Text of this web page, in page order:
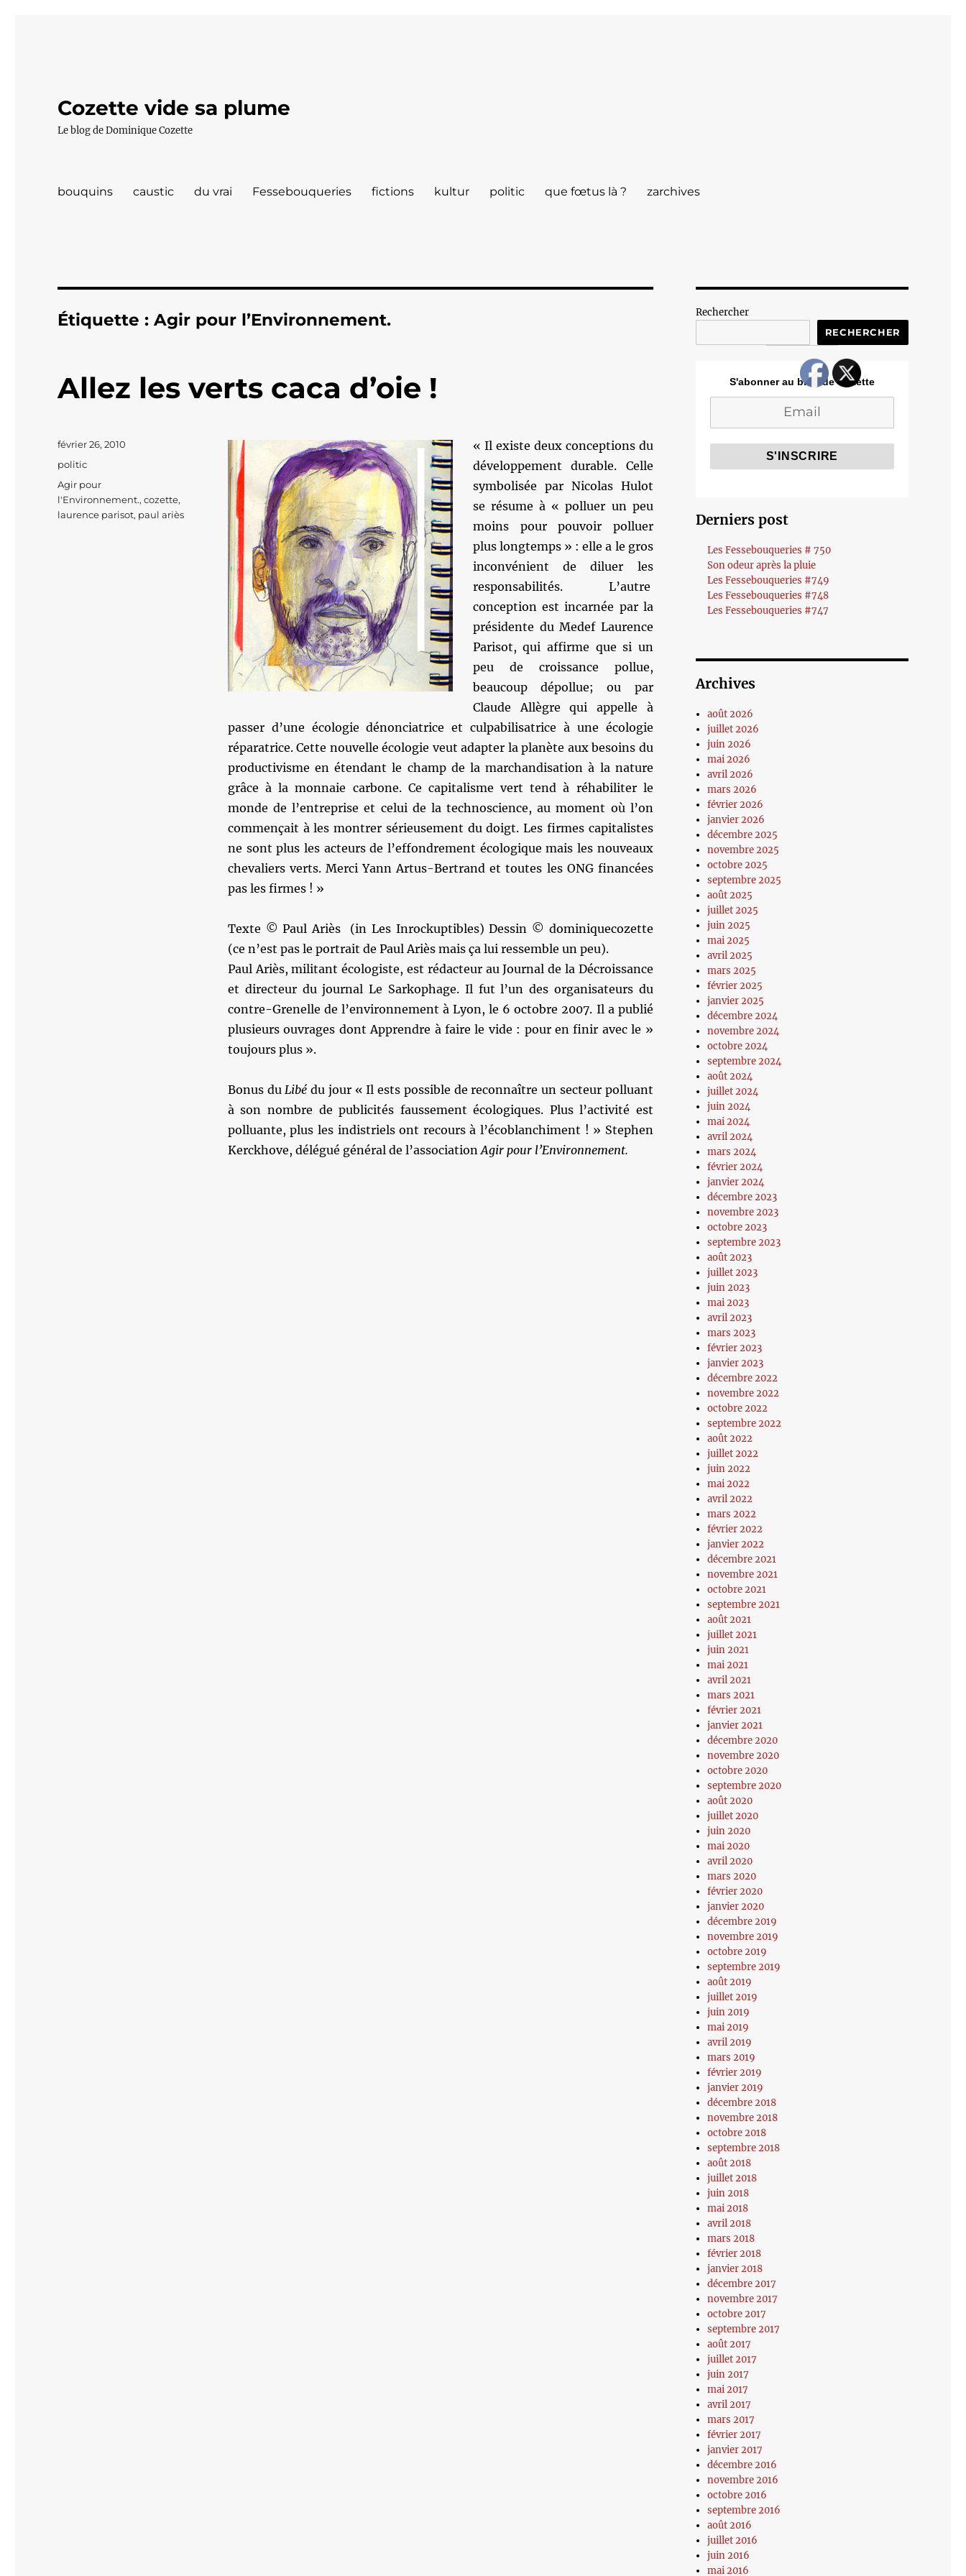
Cozette vide sa plume
Le blog de Dominique Cozette
bouquins caustic du vrai Fessebouqueries fictions kultur politic que fœtus là ? zarchives
Étiquette :Agir pour l’Environnement.
Allez les verts caca d’oie !
« Il existe deux conceptions du
développement durable. Celle
symbolisée par Nicolas Hulot
se résume à « polluer un peu
moins pour pouvoir polluer
plus longtemps » : elle a le gros
inconvénient de diluer les
responsabilités. L’autre
conception est incarnée par la
présidente du Medef Laurence
Parisot, qui affirme que si un
peu de croissance pollue,
beaucoup dépollue; ou par
Claude Allègre qui appelle à
passer d’une écologie dénonciatrice et culpabilisatrice à une écologie
réparatrice. Cette nouvelle écologie veut adapter la planète aux besoins du
productivisme en étendant le champ de la marchandisation à la nature
grâce à la monnaie carbone. Ce capitalisme vert tend à réhabiliter le
monde de l’entreprise et celui de la technoscience, au moment où l’on
commençait à les montrer sérieusement du doigt. Les firmes capitalistes
ne sont plus les acteurs de l’effondrement écologique mais les nouveaux
chevaliers verts. Merci Yann Artus-Bertrand et toutes les ONG financées
pas les firmes ! »
Texte © Paul Ariès (in Les Inrockuptibles) Dessin © dominiquecozette
(ce n’est pas le portrait de Paul Ariès mais ça lui ressemble un peu).
Paul Ariès, militant écologiste, est rédacteur au Journal de la Décroissance
et directeur du journal Le Sarkophage. Il fut l’un des organisateurs du
contre-Grenelle de l’environnement à Lyon, le 6 octobre 2007. Il a publié
plusieurs ouvrages dont Apprendre à faire le vide : pour en finir avec le »
toujours plus ».
Bonus duLibédu jour « Il ests possible de reconnaître un secteur polluant
à son nombre de publicités faussement écologiques. Plus l’activité est
polluante, plus les indistriels ont recours à l’écoblanchiment ! » Stephen
Kerckhove, délégué général de l’associationAgir pour l’Environnement.
Publié
février 26, 2010
Catégories
politic
Étiquettes
Agir pour
l'Environnement.,cozette,
laurence parisot, paul ariès
Rechercher
RECHERCHER
S'abonner au blog de Cozette
Derniers post
Les Fessebouqueries # 750
Son odeur après la pluie
Les Fessebouqueries #749
Les Fessebouqueries #748
Les Fessebouqueries #747
Archives
août 2026
juillet 2026
juin 2026
mai 2026
avril 2026
mars 2026
février 2026
janvier 2026
décembre 2025
novembre 2025
octobre 2025
septembre 2025
août 2025
juillet 2025
juin 2025
mai 2025
avril 2025
mars 2025
février 2025
janvier 2025
décembre 2024
novembre 2024
octobre 2024
septembre 2024
août 2024
juillet 2024
juin 2024
mai 2024
avril 2024
mars 2024
février 2024
janvier 2024
décembre 2023
novembre 2023
octobre 2023
septembre 2023
août 2023
juillet 2023
juin 2023
mai 2023
avril 2023
mars 2023
février 2023
janvier 2023
décembre 2022
novembre 2022
octobre 2022
septembre 2022
août 2022
juillet 2022
juin 2022
mai 2022
avril 2022
mars 2022
février 2022
janvier 2022
décembre 2021
novembre 2021
octobre 2021
septembre 2021
août 2021
juillet 2021
juin 2021
mai 2021
avril 2021
mars 2021
février 2021
janvier 2021
décembre 2020
novembre 2020
octobre 2020
septembre 2020
août 2020
juillet 2020
juin 2020
mai 2020
avril 2020
mars 2020
février 2020
janvier 2020
décembre 2019
novembre 2019
octobre 2019
septembre 2019
août 2019
juillet 2019
juin 2019
mai 2019
avril 2019
mars 2019
février 2019
janvier 2019
décembre 2018
novembre 2018
octobre 2018
septembre 2018
août 2018
juillet 2018
juin 2018
mai 2018
avril 2018
mars 2018
février 2018
janvier 2018
décembre 2017
novembre 2017
octobre 2017
septembre 2017
août 2017
juillet 2017
juin 2017
mai 2017
avril 2017
mars 2017
février 2017
janvier 2017
décembre 2016
novembre 2016
octobre 2016
septembre 2016
août 2016
juillet 2016
juin 2016
mai 2016